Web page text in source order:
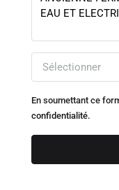
Sélectionner
En soumettant ce
confidentialité.